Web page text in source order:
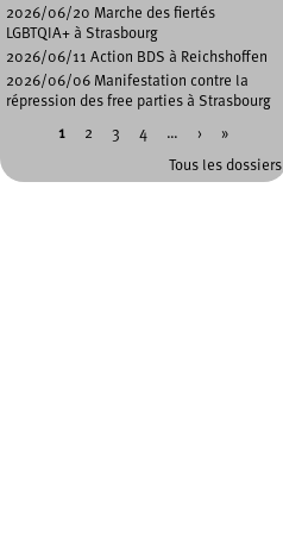
2026/06/20 Marche des fiertés
LGBTQIA+ à Strasbourg
2026/06/11 Action BDS à Reichshoffen
2026/06/06 Manifestation contre la
répression des free parties à Strasbourg
1 2 3 4 … › »
Tous les dossiers